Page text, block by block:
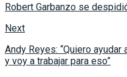
Robert Garbanzo se
Next
Andy Reyes: “Quiero
y voy a trabajar para eso”